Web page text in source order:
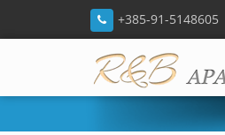
+385-91-5148605